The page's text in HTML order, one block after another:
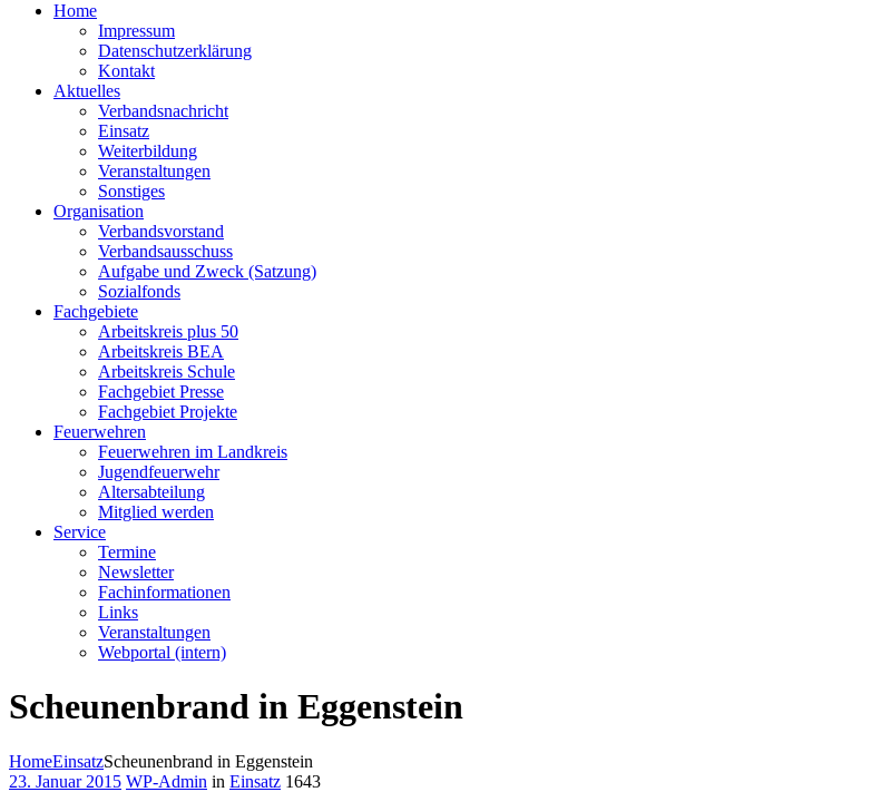
Home
Impressum
Datenschutzerklärung
Kontakt
Aktuelles
Verbandsnachricht
Einsatz
Weiterbildung
Veranstaltungen
Sonstiges
Organisation
Verbandsvorstand
Verbandsausschuss
Aufgabe und Zweck (Satzung)
Sozialfonds
Fachgebiete
Arbeitskreis plus 50
Arbeitskreis BEA
Arbeitskreis Schule
Fachgebiet Presse
Fachgebiet Projekte
Feuerwehren
Feuerwehren im Landkreis
Jugendfeuerwehr
Altersabteilung
Mitglied werden
Service
Termine
Newsletter
Fachinformationen
Links
Veranstaltungen
Webportal (intern)
Scheunenbrand in Eggenstein
HomeEinsatzScheunenbrand in Eggenstein
23. Januar 2015 WP-Admin in Einsatz 1643